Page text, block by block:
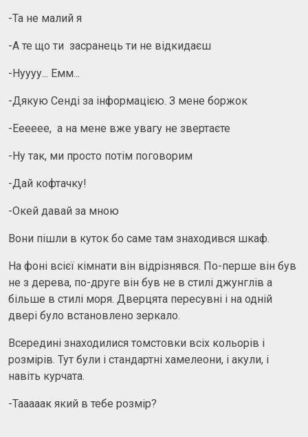
-Та не малий я
-А те що ти засранець ти не відкидаєш
-Нуууу... Емм...
-Дякую Сенді за інформацією. З мене боржок
-Ееееее, а на мене вже увагу не звертаєте
-Ну так, ми просто потім поговорим
-Дай кофтачку!
-Окей давай за мною
Вони пішли в куток бо саме там знаходився шкаф.
На фоні всієї кімнати він відрізнявся. По-перше він був
не з дерева, по-друге він був не в стилі джунглів а
більше в стилі моря. Дверцята пересувні і на одній
двері було встановлено зеркало.
Всередині знаходилися томстовки всіх кольорів і
розмірів. Тут були і стандартні хамелеони, і акули, і
навіть курчата.
-Тааааак який в тебе розмір?